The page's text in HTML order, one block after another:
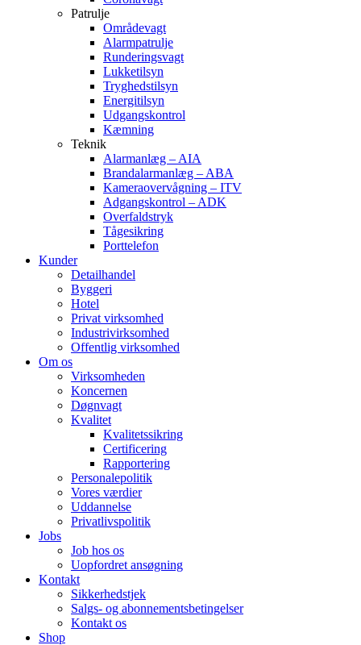
Patrulje
Områdevagt
Alarmpatrulje
Runderingsvagt
Lukketilsyn
Tryghedstilsyn
Energitilsyn
Udgangskontrol
Kæmning
Teknik
Alarmanlæg – AIA
Brandalarmanlæg – ABA
Kameraovervågning – ITV
Adgangskontrol – ADK
Overfaldstryk
Tågesikring
Porttelefon
Kunder
Detailhandel
Byggeri
Hotel
Privat virksomhed
Industrivirksomhed
Offentlig virksomhed
Om os
Virksomheden
Koncernen
Døgnvagt
Kvalitet
Kvalitetssikring
Certificering
Rapportering
Personalepolitik
Vores værdier
Uddannelse
Privatlivspolitik
Jobs
Job hos os
Uopfordret ansøgning
Kontakt
Sikkerhedstjek
Salgs- og abonnementsbetingelser
Kontakt os
Shop